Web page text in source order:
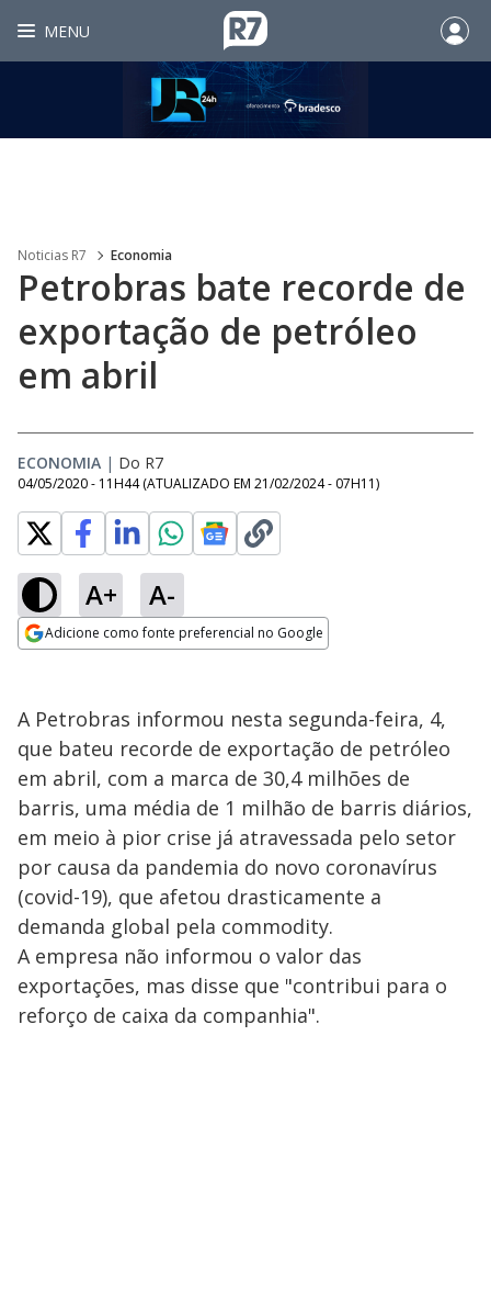
MENU
Noticias R7 Economia
Petrobras bate recorde de
exportação de petróleo
em abril
ECONOMIA | Do R7
04/05/2020 - 11H44 (ATUALIZADO EM 21/02/2024 - 07H11)
A+ A-
Adicione como fonte preferencial no Google
A Petrobras informou nesta segunda-feira, 4,
que bateu recorde de exportação de petróleo
em abril, com a marca de 30,4 milhões de
barris, uma média de 1 milhão de barris diários,
em meio à pior crise já atravessada pelo setor
por causa da pandemia do novo coronavírus
(covid-19), que afetou drasticamente a
demanda global pela commodity.
A empresa não informou o valor das
exportações, mas disse que "contribui para o
reforço de caixa da companhia".